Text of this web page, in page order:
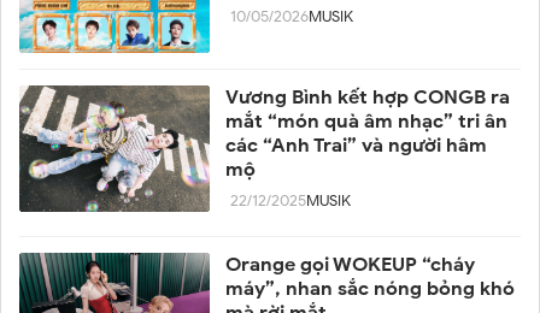
10/05/2026MUSIK
Vương Bình kết hợp CONGB ra
mắt “món quà âm nhạc” tri ân
các “Anh Trai” và người hâm
mộ
22/12/2025MUSIK
Orange gọi WOKEUP “cháy
máy”, nhan sắc nóng bỏng khó